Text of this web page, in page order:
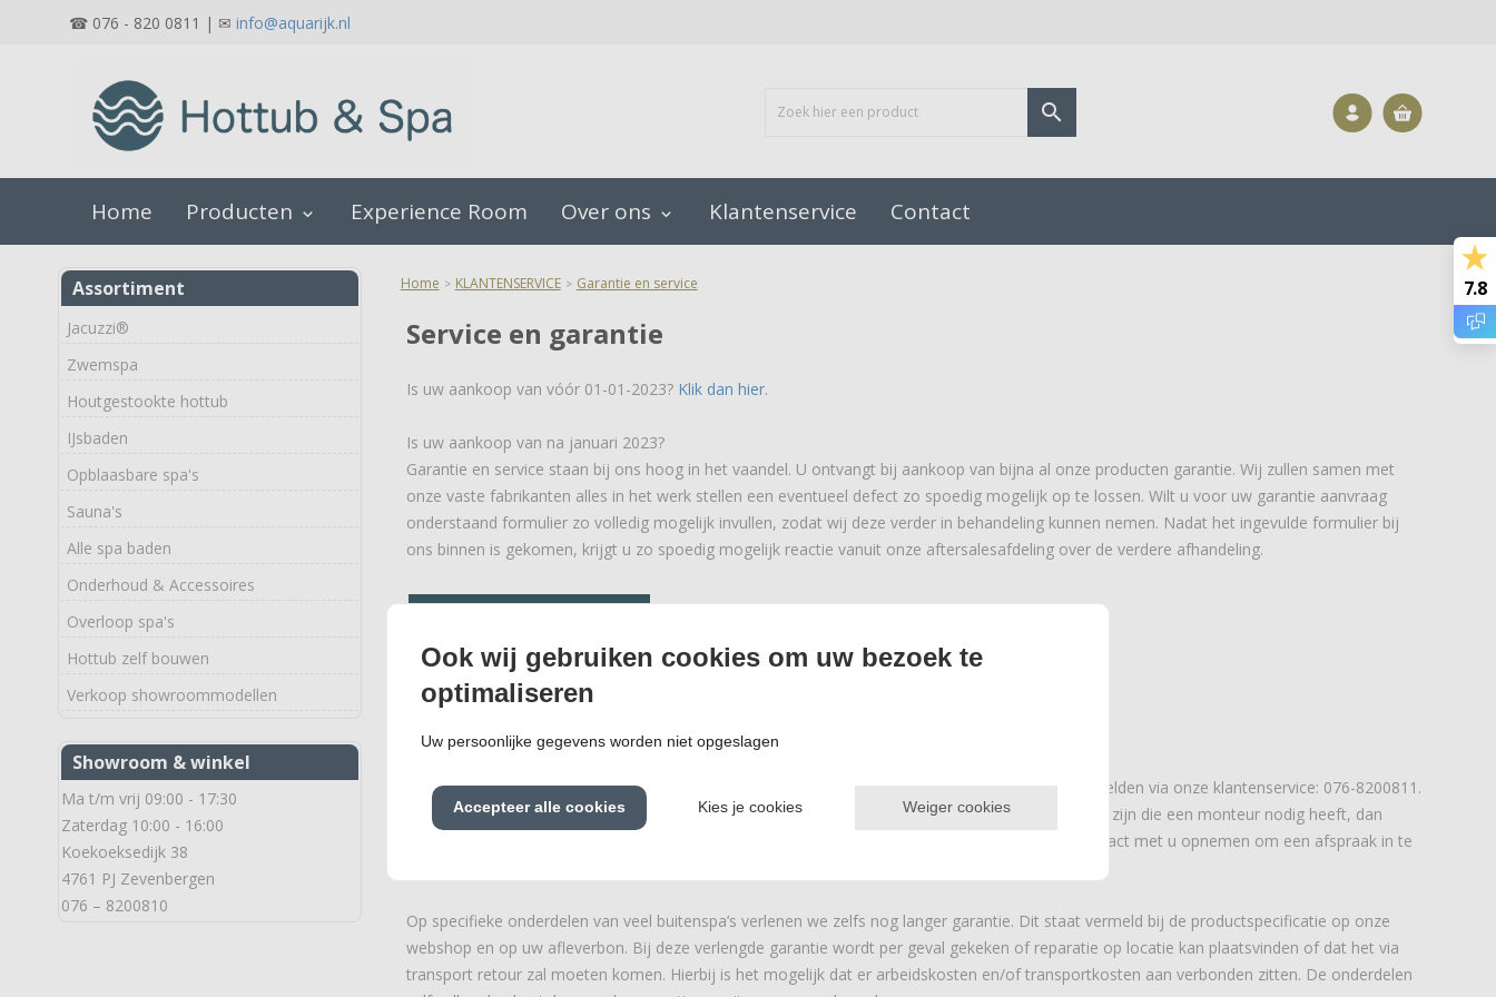
☎ 076 - 820 0811 | ✉ info@aquarijk.nl

Home Producten keyboard_arrow_down Experience Room Over ons keyboard_arrow_down Klantenservice Contact
Assortiment
Jacuzzi®
Zwemspa
Houtgestookte hottub
IJsbaden
Opblaasbare spa's
Sauna's
Alle spa baden
Onderhoud & Accessoires
Overloop spa's
Hottub zelf bouwen
Verkoop showroommodellen
Showroom & winkel
Ma t/m vrij 09:00 - 17:30
Zaterdag 10:00 - 16:00
Koekoeksedijk 38
4761 PJ Zevenbergen
076 – 8200810
Home > KLANTENSERVICE > Garantie en service
Service en garantie
Is uw aankoop van vóór 01-01-2023? Klik dan hier.
Is uw aankoop van na januari 2023?
Garantie en service staan bij ons hoog in het vaandel. U ontvangt bij aankoop van bijna al onze producten garantie. Wij zullen samen met
onze vaste fabrikanten alles in het werk stellen een eventueel defect zo spoedig mogelijk op te lossen. Wilt u voor uw garantie aanvraag
onderstaand formulier zo volledig mogelijk invullen, zodat wij deze verder in behandeling kunnen nemen. Nadat het ingevulde formulier bij
ons binnen is gekomen, krijgt u zo spoedig mogelijk reactie vanuit onze aftersalesafdeling over de verdere afhandeling.
Spa's met een acrylaat kuip
Wij verlenen op alle acrylaatbuitenspa's minimaal 2 jaar garantie aan huis. U kunt uw probleem melden via onze klantenservice: 076-8200811.
Wij zullen dan kijken in hoeverre wij u hulp kunnen verlenen. Blijkt het toch een garantiekwestie te zijn die een monteur nodig heeft, dan
zullen wij ervoor zorgen dat dit bij de juiste monteur terecht komt. Wij zullen dan telefonisch contact met u opnemen om een afspraak in te
Op specifieke onderdelen van veel buitenspa’s verlenen we zelfs nog langer garantie. Dit staat vermeld bij de productspecificatie op onze
webshop en op uw afleverbon. Bij deze verlengde garantie wordt per geval gekeken of reparatie op locatie kan plaatsvinden of dat het via
transport retour zal moeten komen. Hierbij is het mogelijk dat er arbeidskosten en/of transportkosten aan verbonden zitten. De onderdelen
7.8
Ook wij gebruiken cookies om uw bezoek te
optimaliseren
Uw persoonlijke gegevens worden niet opgeslagen
Accepteer alle cookies Kies je cookies Weiger cookies